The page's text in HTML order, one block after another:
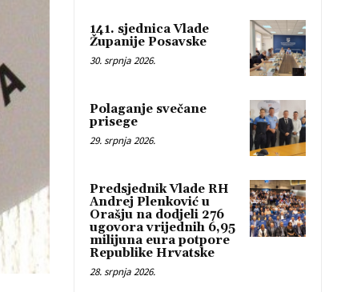
141. sjednica Vlade
Županije Posavske
30. srpnja 2026.
Polaganje svečane
prisege
29. srpnja 2026.
Predsjednik Vlade RH
Andrej Plenković u
Orašju na dodjeli 276
ugovora vrijednih 6,95
milijuna eura potpore
Republike Hrvatske
28. srpnja 2026.